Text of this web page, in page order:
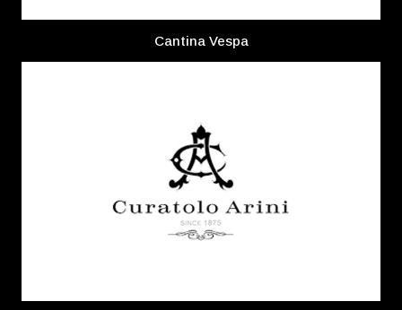
Cantina Vespa